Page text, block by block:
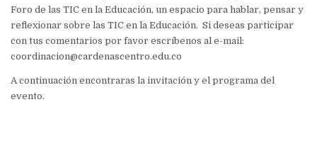
Foro de las TIC en la Educación, un espacio para hablar, pensar y
reflexionar sobre las TIC en la Educación. Si deseas participar
con tus comentarios por favor escríbenos al e-mail:
coordinacion@cardenascentro.edu.co
A continuación encontraras la invitación y el programa del
evento.